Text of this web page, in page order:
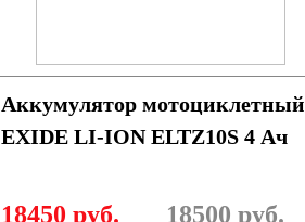
Аккумулятор мотоциклетный
EXIDE LI-ION ELTZ10S 4 Ач
18450 руб. 18500 руб.